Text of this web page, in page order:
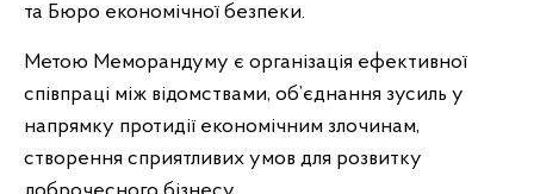
та Бюро економічної безпеки.
Метою Меморандуму є організація ефективної
співпраці між відомствами, об’єднання зусиль у
напрямку протидії економічним злочинам,
створення сприятливих умов для розвитку